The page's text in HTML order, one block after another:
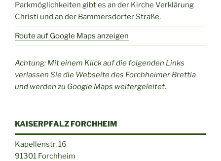
Parkmöglichkeiten gibt es an der Kirche Verklärung
Christi und an der Bammersdorfer Straße.
Route auf Google Maps anzeigen
Achtung: Mit einem Klick auf die folgenden Links
verlassen Sie die Webseite des Forchheimer Brettla
und werden zu Google Maps weitergeleitet.
KAISERPFALZ FORCHHEIM
Kapellenstr. 16
91301 Forchheim